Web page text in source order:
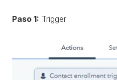
Paso 1: Trigger